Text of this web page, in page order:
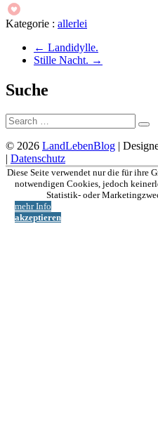
Kategorie : allerlei
← Landidylle.
Stille Nacht. →
Suche
Suche:
© 2026 LandLebenBlog |
| Datenschutz
Nach
oben
Diese Seite verwendet nur die für ihre
notwendigen Cookies, jedoch
Statistik- oder
mehr Info
akzeptieren